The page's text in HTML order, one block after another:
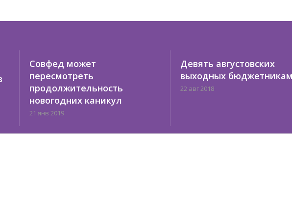
Совфед может
пересмотреть
продолжительность
новогодних каникул
21 янв 2019
Девять августовских
выходных
22 авг 2018